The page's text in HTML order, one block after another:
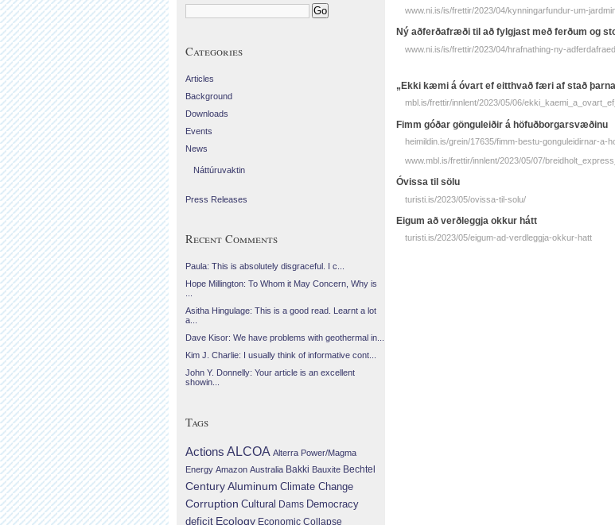
www.ni.is/is/frettir/2023/04/kynningarfundur-um-
Ný aðferðafræði til að fylgjast með ferðum og
www.ni.is/is/frettir/2023/04/hrafnathing-ny-
„Ekki kæmi á óvart ef eitthvað færi af stað
mbl.is/frettir/innlent/2023/05/06/
Fimm góðar gönguleiðir á höfuðborgarsvæðinu
heimildin.is/grein/17635/fimm-bestu-gonguleidirnar-a-
www.mbl.is/frettir/innlent/2023/05/07/
Óvissa til sölu
turisti.is/2023/05/ovissa-til-solu/
Eigum að verðleggja okkur hátt
turisti.is/2023/05/eigum-ad-verdleggja-okkur-hatt
Categories
Articles
Background
Downloads
Events
News
Náttúruvaktin
Press Releases
Recent Comments
Paula: This is absolutely disgraceful. I c...
Hope Millington: To Whom it May Concern, Why is
Asitha Hingulage: This is a good read. Learnt a lot
a...
Dave Kisor: We have problems with geothermal in...
Kim J. Charlie: I usually think of informative cont...
John Y. Donnelly: Your article is an excellent
showin...
Tags
Actions ALCOA Alterra Power/Magma
Energy Amazon Australia Bakki Bauxite Bechtel
Century Aluminum Climate Change
Corruption Cultural Dams Democracy
deficit Ecology Economic Collapse